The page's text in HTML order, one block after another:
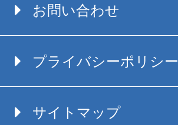
お問い合わせ
プライバシーポリシー
サイトマップ